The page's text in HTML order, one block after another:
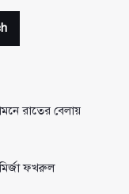
রাতের বেলায়
ফখরুল